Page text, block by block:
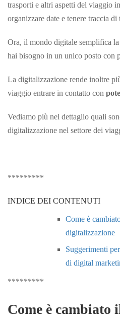
trasporti e altri aspetti del viaggio
organizzare date e tenere traccia
Ora, il mondo digitale semplifica
hai bisogno in un unico posto con
La digitalizzazione rende inoltre
viaggio entrare in contatto con
Vediamo più nel dettaglio quali
digitalizzazione nel settore dei
*********
INDICE DEI CONTENUTI
Come è
digitalizzazione
Suggerimenti
di digital
*********
Come è cambiato